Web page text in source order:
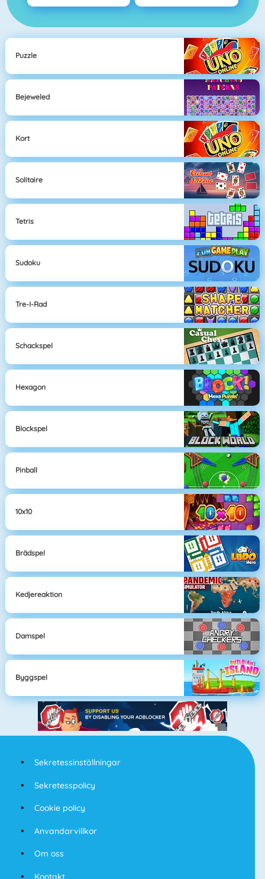
Puzzle
Bejeweled
Kort
Solitaire
Tetris
Sudoku
Tre-I-Rad
Schackspel
Hexagon
Blockspel
Pinball
10x10
Brädspel
Kedjereaktion
Damspel
Byggspel
Sekretessinställningar
Sekretesspolicy
Cookie policy
Anvandarvillkor
Om oss
Kontakt